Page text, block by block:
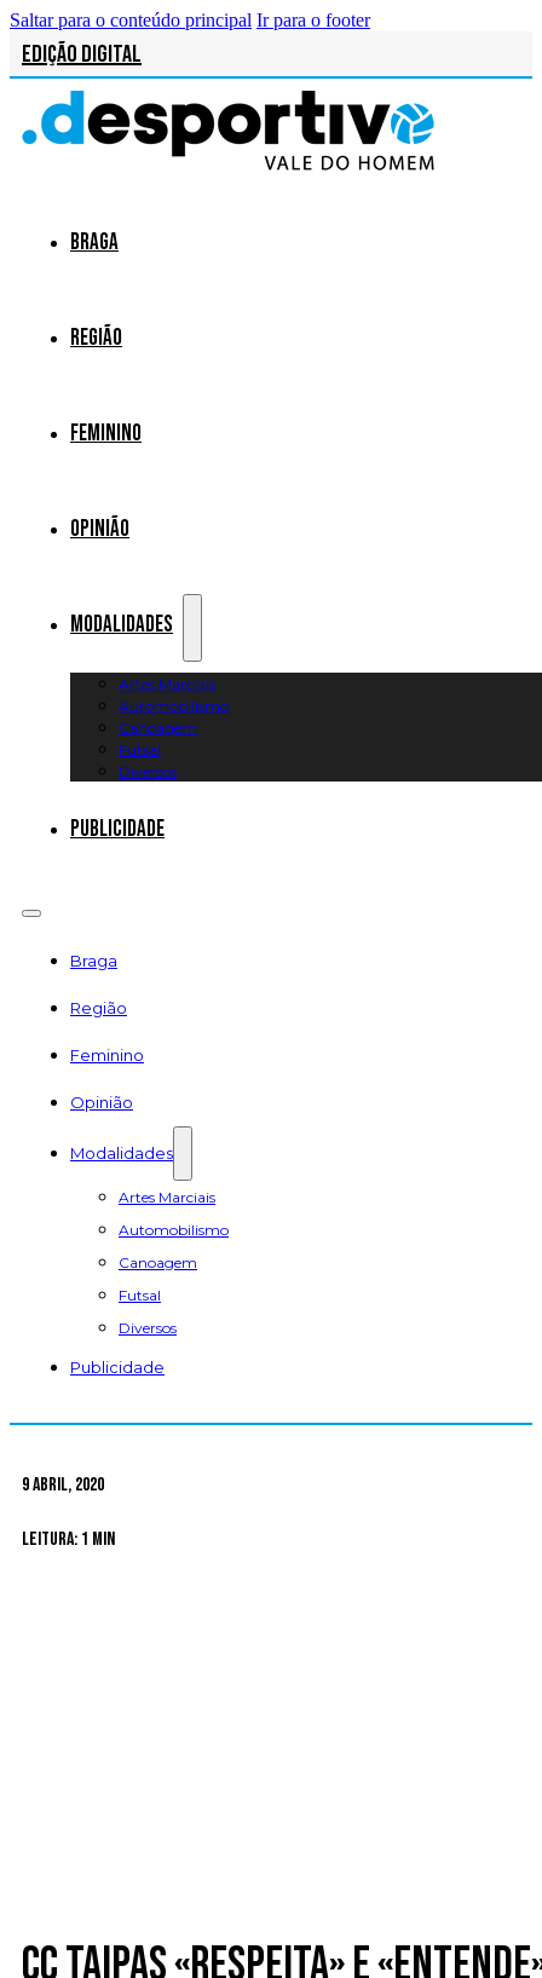
Saltar para o conteúdo principal Ir para o footer
Edição Digital
Braga
Região
Feminino
Opinião
Modalidades
Artes Marciais
Automobilismo
Canoagem
Futsal
Diversos
Publicidade
Braga
Região
Feminino
Opinião
Modalidades
Artes Marciais
Automobilismo
Canoagem
Futsal
Diversos
Publicidade
9 Abril, 2020
Leitura: 1 min
CC Taipas «respeita» e